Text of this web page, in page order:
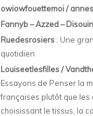
owiowfouettemoi /
Fannyb – Azzed –
Ruedesrosiers : Une
quotidien
Louiseetlesfilles /
Essayons de Penser la
françaises plutôt que les
choisissant le tissus, la